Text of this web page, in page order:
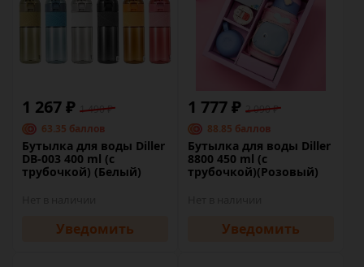
1 267 ₽ 1 490 ₽
63.35 баллов
Бутылка для воды Diller
DB-003 400 ml (с
трубочкой) (Белый)
Уведомить
1 777 ₽ 2 090 ₽
88.85 баллов
Бутылка для воды Diller
8800 450 ml (с
трубочкой)(Розовый)
Уведомить